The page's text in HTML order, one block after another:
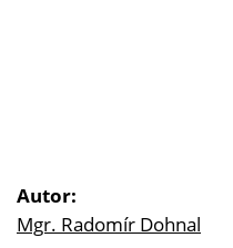
Autor:
Mgr. Radomír Dohnal